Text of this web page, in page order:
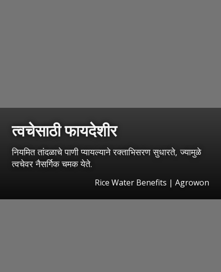
त्वचेसाठी फायदेशीर
नियमित तांदळाचे पाणी प्यायल्याने रक्ताभिसरण सुधारते, ज्यामुळे
त्वचेवर नैसर्गिक चमक येते.
Rice Water Benefits | Agrowon